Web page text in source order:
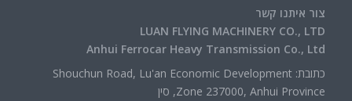
צור איתנו קשר
LUAN FLYING MACHINERY CO., LTD
Anhui Ferrocar Heavy Transmission Co., Ltd
כתובת: Shouchun Road, Lu'an Economic Development
Zone 237000, Anhui Province, סין